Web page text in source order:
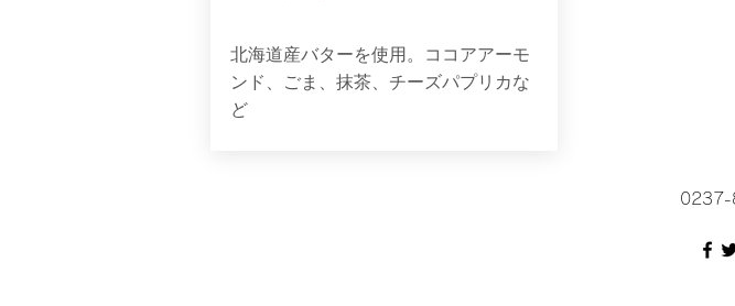
北海道産バターを使用。ココアアーモ
ンド、ごま、抹茶、チーズパプリカな
ど